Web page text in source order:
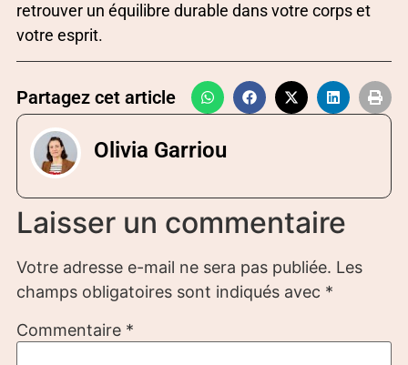
retrouver un équilibre durable dans votre corps et
votre esprit.
Partagez cet article
Olivia Garriou
Laisser un commentaire
Votre adresse e-mail ne sera pas publiée. Les
champs obligatoires sont indiqués avec *
Commentaire *